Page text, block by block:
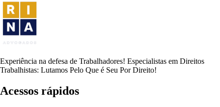
Experiência na defesa de Trabalhadores! Especialistas em Direitos
Trabalhistas: Lutamos Pelo Que é Seu Por Direito!
Acessos rápidos